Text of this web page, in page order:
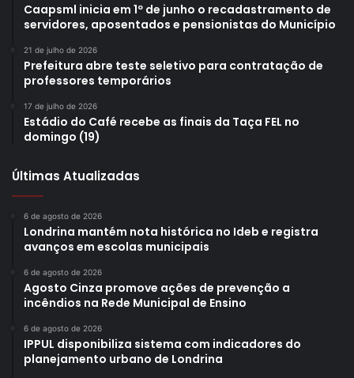
Caapsml inicia em 1º de junho o recadastramento de
servidores, aposentados e pensionistas do Município
21 de julho de 2026
Prefeitura abre teste seletivo para contratação de
professores temporários
17 de julho de 2026
Estádio do Café recebe as finais da Taça FEL no
domingo (19)
Últimas Atualizadas
6 de agosto de 2026
Londrina mantém nota histórica no Ideb e registra
avanços em escolas municipais
6 de agosto de 2026
Agosto Cinza promove ações de prevenção a
incêndios na Rede Municipal de Ensino
6 de agosto de 2026
IPPUL disponibiliza sistema com indicadores do
planejamento urbano de Londrina